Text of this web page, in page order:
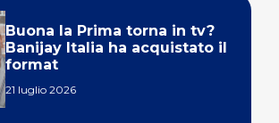
Buona la Prima torna in tv?
Banijay Italia ha acquistato il
format
21 luglio 2026